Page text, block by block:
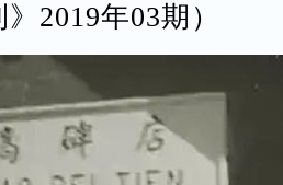
2019年03期）